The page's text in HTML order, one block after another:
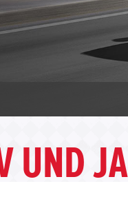
UND